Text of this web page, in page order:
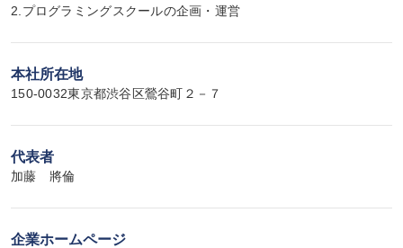
2.プログラミングスクールの企画・運営
本社所在地
150-0032東京都渋谷区鶯谷町２－７
代表者
加藤　將倫
企業ホームページ